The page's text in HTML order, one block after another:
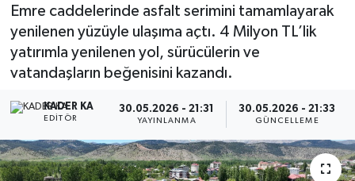
Emre caddelerinde asfalt serimini tamamlayarak
yenilenen yüzüyle ulaşıma açtı. 4 Milyon TL’lik
yatırımla yenilenen yol, sürücülerin ve
vatandaşların beğenisini kazandı.
KADER KA
EDITÖR
30.05.2026 - 21:31
YAYINLANMA
30.05.2026 - 21:33
GÜNCELLEME
Son Dakika Haberleri
Haber Arşivi